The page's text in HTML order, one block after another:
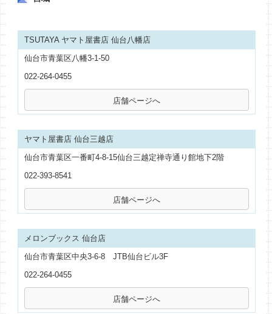
TSUTAYA ヤマト屋書店 仙台八幡店
仙台市青葉区八幡3-1-50
022-264-0455
ヤマト屋書店 仙台三越店
仙台市青葉区一番町4-8-15仙台三越定禅寺通り館地下2階
022-393-8541
メロンブックス 仙台店
仙台市青葉区中央3-6-8 JTB仙台ビル3F
022-264-0455